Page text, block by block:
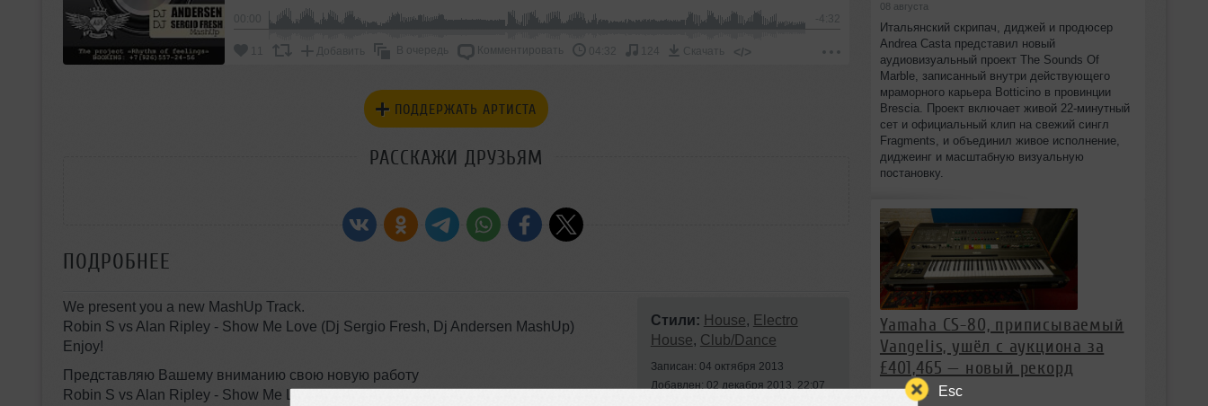
Esc
-4:32
Добавить В очередь Комментировать 04:32 124 Скачать </>
ПОДДЕРЖАТЬ АРТИСТА
РАССКАЖИ ДРУЗЬЯМ
ПОДРОБНЕЕ
We present you a new MashUp Track.
Robin S vs Alan Ripley - Show Me Love (Dj Sergio Fresh, Dj Andersen MashUp)
Enjoy!
Представляю Вашему вниманию свою новую работу
Robin S vs Alan Ripley - Show Me Love (Dj Sergio Fresh, Dj Andersen MashUp)
Стили: House, Electro
House, Club/Dance
Записан: 04 октября 2013
Добавлен: 02 декабря 2013, 22:07
08 августа
Итальянский скрипач, диджей и продюсер
Andrea Casta представил новый
аудиовизуальный проект The Sounds Of
Marble, записанный внутри действующего
мраморного карьера Botticino в провинции
Brescia. Проект включает живой 22‑минутный
сет и официальный клип на свежий сингл
Fragments, и объединил живое исполнение,
диджеинг и масштабную визуальную
постановку.
Yamaha CS-80, приписываемый
Vangelis, ушёл с аукциона за
£401,465 — новый рекорд
08 августа